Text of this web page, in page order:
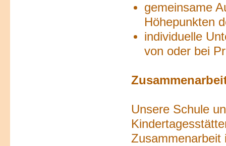
gemeinsame
Höhepunkten
individuelle
von oder bei
Unsere Schule
Zusammenarbeit